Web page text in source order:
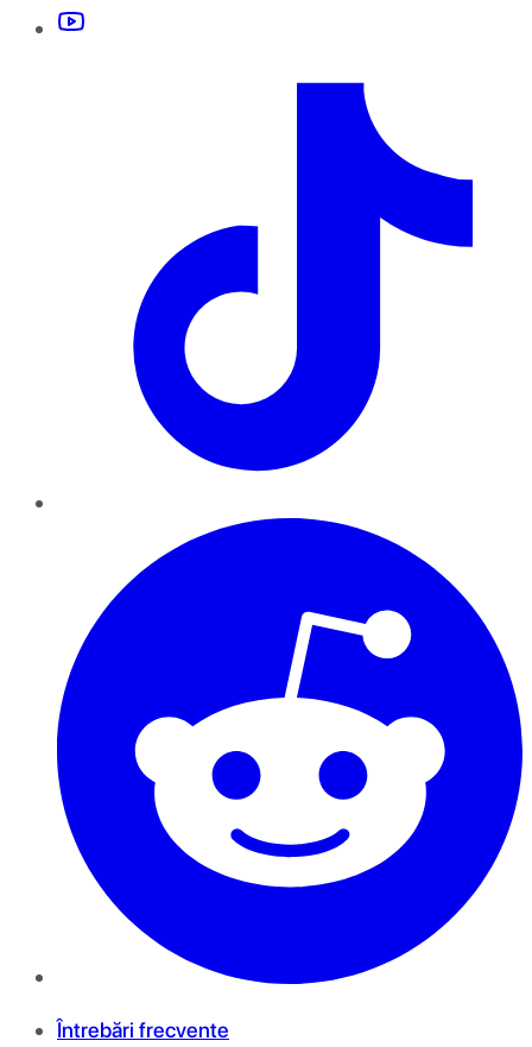
Întrebări frecvente